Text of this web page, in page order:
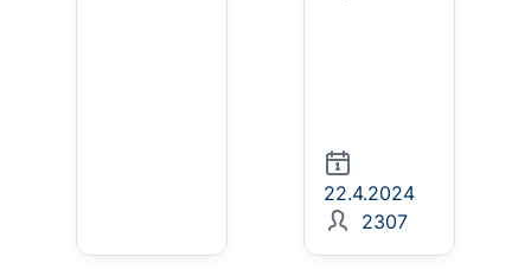
22.4.2024
2307